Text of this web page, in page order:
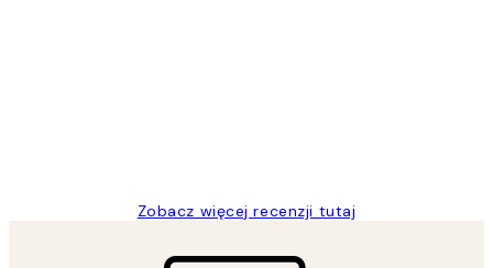
Zobacz więcej recenzji tutaj